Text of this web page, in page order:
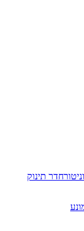
חדר תינוק